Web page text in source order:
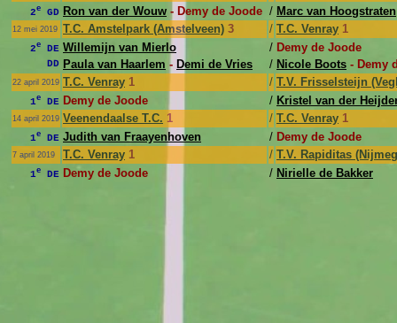
2e GD Ron van der Wouw - Demy de Joode / Marc van Hoogstraten
12 mei 2019 T.C. Amstelpark (Amstelveen) 3 / T.C. Venray 1
2e DE Willemijn van Mierlo / Demy de Joode
DD Paula van Haarlem - Demi de Vries / Nicole Boots - Demy
22 april 2019 T.C. Venray 1 / T.V. Frisselsteijn
1e DE Demy de Joode / Kristel van der
14 april 2019 Veenendaalse T.C. 1 / T.C. Venray 1
1e DE Judith van Fraayenhoven / Demy de Joode
7 april 2019 T.C. Venray 1 / T.V. Rapiditas
1e DE Demy de Joode / Nirielle de Bakker